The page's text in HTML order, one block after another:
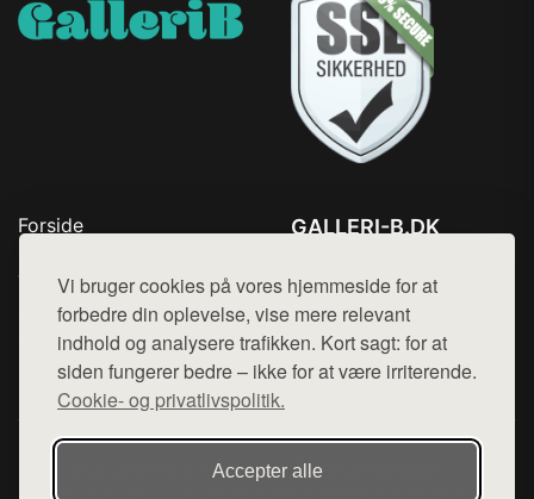
Vi bruger cookies på vores hjemmeside for at
forbedre din oplevelse, vise mere relevant
indhold og analysere trafikken. Kort sagt: for at
siden fungerer bedre – ikke for at være irriterende.
Cookie- og privatlivspolitik.
Accepter alle
Forside
Top Rabatter
Blog
Kontakt
GALLERI-B.DK
Mail: hej@want.dk
Cookie- og privatlivspolitik
Denne side er en del af want.dk, der udgiver en række